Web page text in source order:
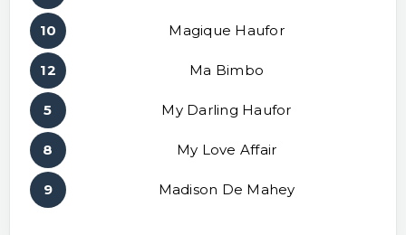
10 Magique Haufor
12 Ma Bimbo
5 My Darling Haufor
8 My Love Affair
9 Madison De Mahey